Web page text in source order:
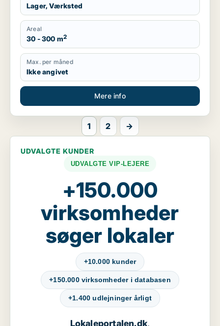
Lager, Værksted
Areal
30 - 300 m2
Max. per måned
Ikke angivet
Mere info
1 2 →
UDVALGTE KUNDER
UDVALGTE VIP-LEJERE
+150.000
virksomheder
søger lokaler
+10.000 kunder
+150.000 virksomheder i databasen
+1.400 udlejninger årligt
Lokaleportalen.dk,